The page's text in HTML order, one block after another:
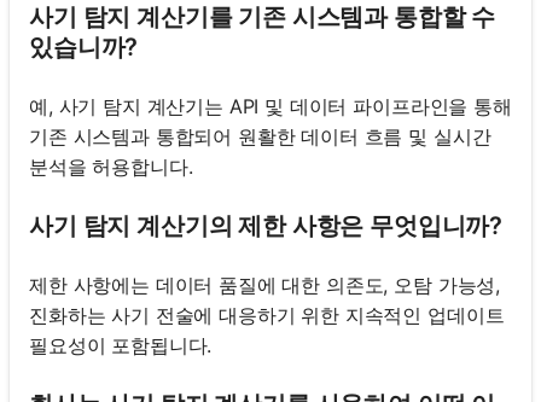
사기 탐지 계산기를 기존 시스템과 통합할 수
있습니까?
예, 사기 탐지 계산기는 API 및 데이터 파이프라인을 통해
기존 시스템과 통합되어 원활한 데이터 흐름 및 실시간
분석을 허용합니다.
사기 탐지 계산기의 제한 사항은 무엇입니까?
제한 사항에는 데이터 품질에 대한 의존도, 오탐 가능성,
진화하는 사기 전술에 대응하기 위한 지속적인 업데이트
필요성이 포함됩니다.